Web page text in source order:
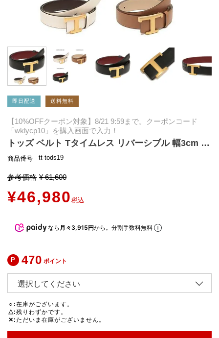
即日配送 送料無料
【10%OFFクーポン対象】8/21 9:59まで。クーポンコード
「wklycp10」を購入画面で入力！
トッズ ベルト Tタイムレス リバーシブル 幅3cm レディース メンズ ユニセックス レザー T TIMELESS TODS XCWTSB10100 RBR
商品番号 tt-tods19
参考価格 ¥ 61,600
¥46,980 税込
なら 月々3,915円から。分割手数料無料
470 ポイント
○ 在庫がございます。
△ 残りわずかです。
✕ ただいま在庫がございません。